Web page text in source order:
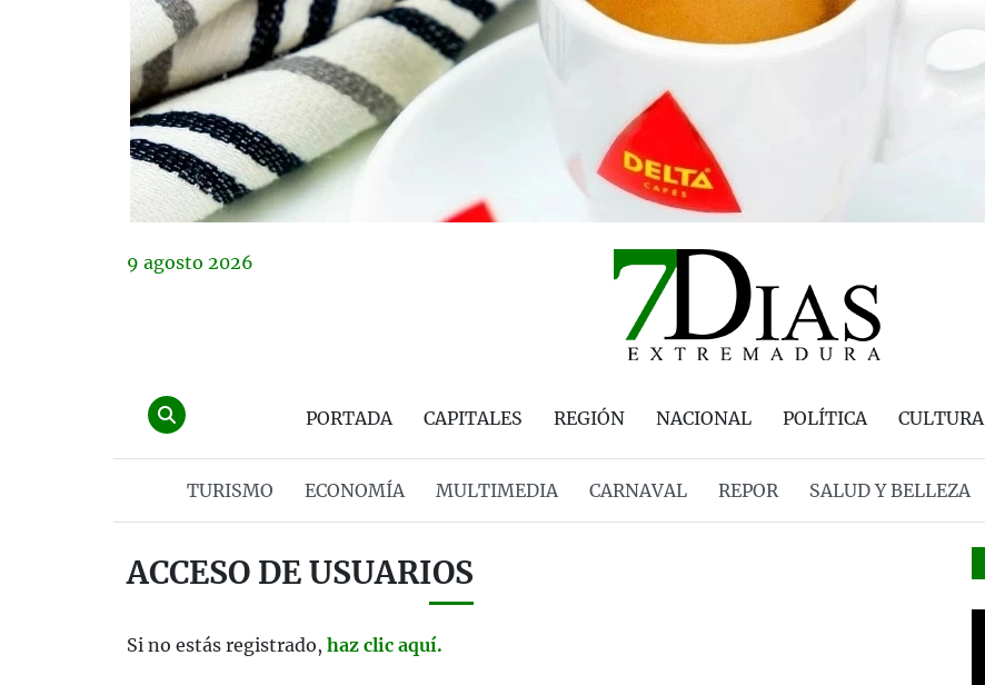
9 agosto 2026
PORTADA CAPITALES REGIÓN NACIONAL POLÍTICA CULTURA
TURISMO ECONOMÍA MULTIMEDIA CARNAVAL REPOR SALUD Y BELLEZA
ACCESO DE USUARIOS
Si no estás registrado, haz clic aquí.